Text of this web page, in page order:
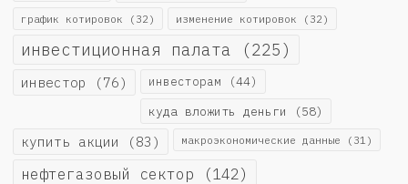
график котировок (32) изменение котировок (32)
инвестиционная палата (225)
инвестор (76) инвесторам (44)
куда вложить деньги (58)
купить акции (83) макроэкономические данные (31)
нефтегазовый сектор (142)